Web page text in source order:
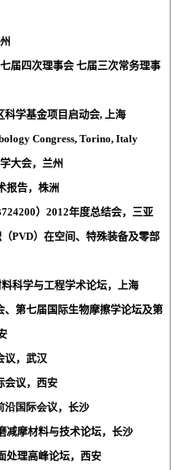
届四次理事会 七届三次常务理事
科学基金项目启动会, 上海
Congress, Torino, Italy
大会，兰州
报告，株洲
） 2012年度总结会，三亚
PVD）在空间、特殊装备及零部
科学与工程学术论坛，上海
、第七届国际生物摩擦学论坛及第
议，武汉
会议，西安
沿国际会议，长沙
减摩材料与技术论坛，长沙
处理高峰论坛，西安